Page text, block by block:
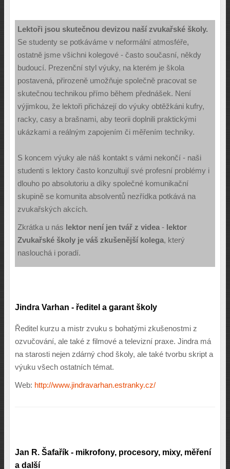
Lektoři jsou skutečnou devizou naší zvukařské školy.
Se studenty se potkáváme v neformální atmosféře,
ostatně jsme všichni kolegové - často současní, někdy
budoucí. Prezenční styl výuky, na kterém je škola
postavená, přirozeně umožňuje společně pracovat se
skutečnou technikou přímo během přednášek. Není
výjimkou, že lektoři přicházejí do výuky obtěžkáni kufry,
racky, casy a brašnami, aby teorii doplnili praktickými
ukázkami a reálným zapojením či měřením techniky.
S koncem výuky ale náš kontakt s vámi nekončí - naši
studenti s lektory často konzultují své profesní problémy i
dlouho po absolutoriu a díky společné komunikační
skupině se komunita absolventů nezřídka potkává na
zvukařských akcích.
Zkrátka u nás lektor není jen tvář z videa - lektor
Zvukařské školy je váš zkušenější kolega, který
naslouchá i poradí.
Jindra Varhan - ředitel a garant školy
Ředitel kurzu a mistr zvuku s bohatými zkušenostmi z
ozvučování, ale také z filmové a televizní praxe. Jindra má
na starosti nejen zdárný chod školy, ale také tvorbu skript a
výuku všech ostatních témat.
Web: http://www.jindravarhan.estranky.cz/
Jan R. Šafařík - mikrofony, procesory, mixy, měření
a další